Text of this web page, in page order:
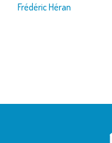
l’article
Frédéric Héran